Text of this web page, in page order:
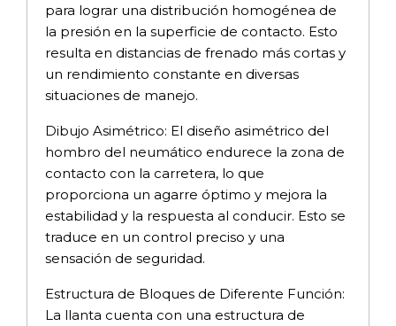
para lograr una distribución homogénea de
la presión en la superficie de contacto. Esto
resulta en distancias de frenado más cortas y
un rendimiento constante en diversas
situaciones de manejo.
Dibujo Asimétrico: El diseño asimétrico del
hombro del neumático endurece la zona de
contacto con la carretera, lo que
proporciona un agarre óptimo y mejora la
estabilidad y la respuesta al conducir. Esto se
traduce en un control preciso y una
sensación de seguridad.
Estructura de Bloques de Diferente Función:
La llanta cuenta con una estructura de